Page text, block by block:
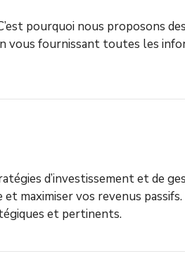
pourquoi nous proposons
vous fournissant toutes les
d’investissement et de
maximiser vos revenus
et pertinents.